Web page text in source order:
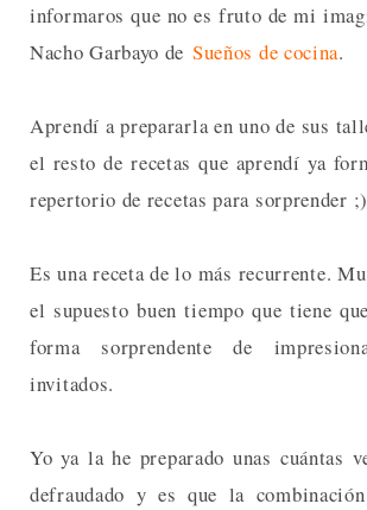
informaros que no es fruto de mi
Nacho Garbayo de Sueños de cocina.
Aprendí a prepararla en uno de sus
el resto de recetas que aprendí ya
repertorio de recetas para sorprender ;)
Es una receta de lo más recurrente.
el supuesto buen tiempo que tiene
forma sorprendente de
invitados.
Yo ya la he preparado unas cuántas
defraudado y es que la